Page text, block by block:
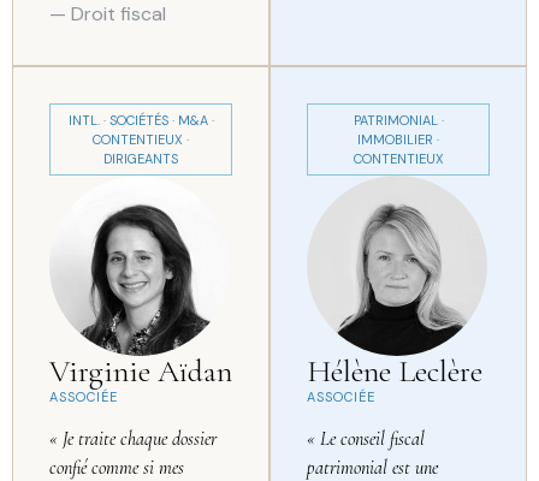
— Droit fiscal
INTL. · SOCIÉTÉS · M&A ·
CONTENTIEUX ·
DIRIGEANTS
Virginie Aïdan
ASSOCIÉE
« Je traite chaque dossier
confié comme si mes
PATRIMONIAL ·
IMMOBILIER ·
CONTENTIEUX
Hélène Leclère
ASSOCIÉE
« Le conseil fiscal
patrimonial est une